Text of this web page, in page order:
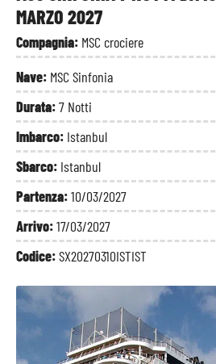
MARZO 2027
Compagnia: MSC crociere
Nave: MSC Sinfonia
Durata:7 Notti
Imbarco: Istanbul
Sbarco: Istanbul
Partenza:10/03/2027
Arrivo:17/03/2027
Codice:SX20270310ISTIST